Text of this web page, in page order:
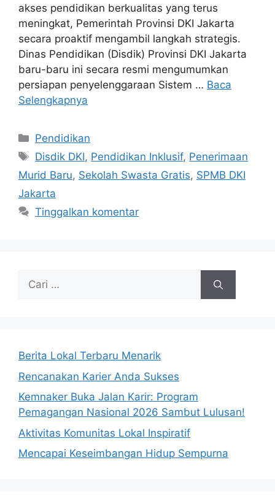
akses pendidikan berkualitas yang terus
meningkat, Pemerintah Provinsi DKI Jakarta
secara proaktif mengambil langkah strategis.
Dinas Pendidikan (Disdik) Provinsi DKI Jakarta
baru-baru ini secara resmi mengumumkan
persiapan penyelenggaraan Sistem … Baca
Selengkapnya
Kategori
Pendidikan
Tag
Disdik DKI, Pendidikan Inklusif, Penerimaan
Murid Baru, Sekolah Swasta Gratis, SPMB DKI
Jakarta
Tinggalkan komentar
Cari
Berita Lokal Terbaru Menarik
Rencanakan Karier Anda Sukses
Kemnaker Buka Jalan Karir: Program
Pemagangan Nasional 2026 Sambut Lulusan!
Aktivitas Komunitas Lokal Inspiratif
Mencapai Keseimbangan Hidup Sempurna